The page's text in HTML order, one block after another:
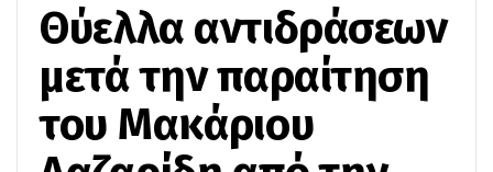
Θύελλα αντιδράσεων
μετά την παραίτηση
του Μακάριου